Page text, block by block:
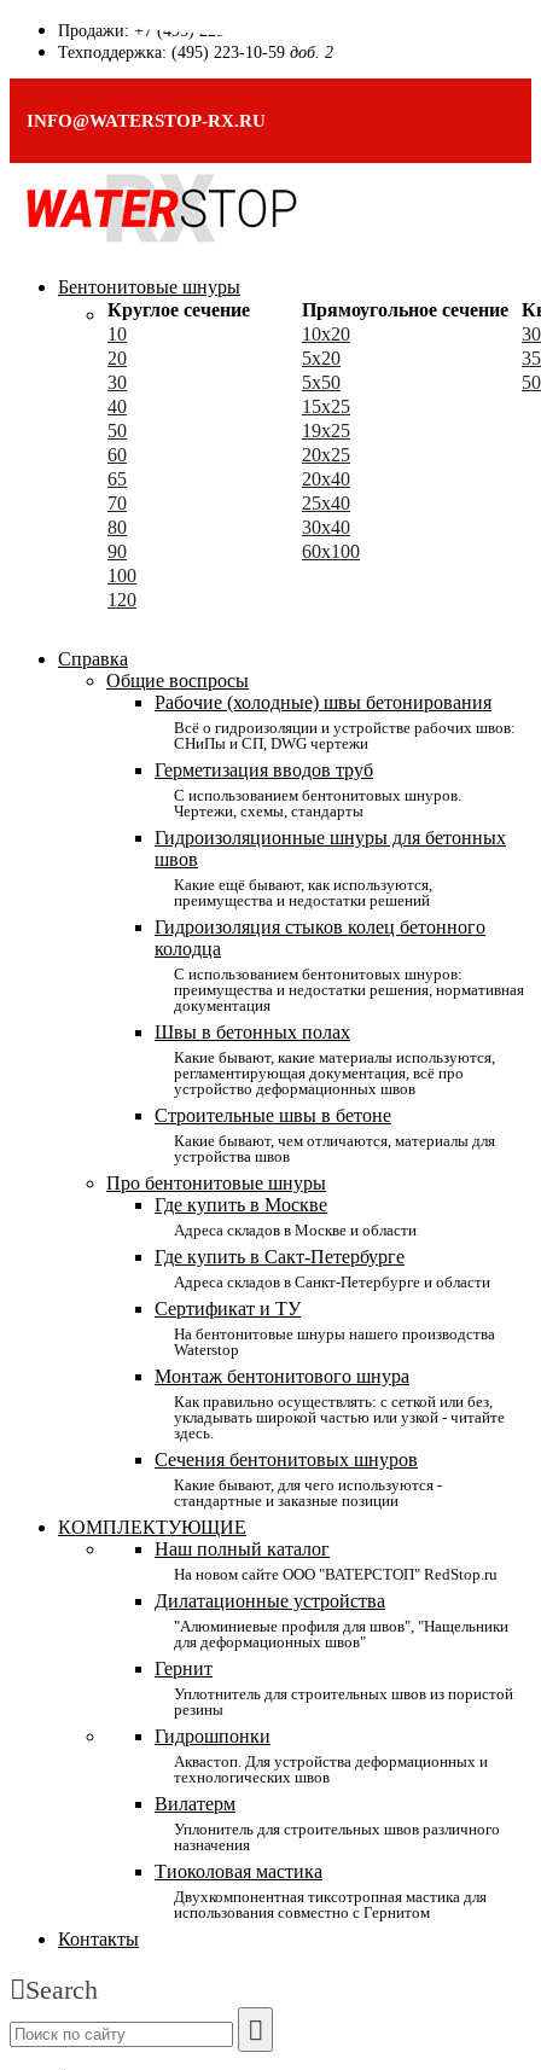
Продажи: +7 (495) 223-10-59
Техподдержка: (495) 223-10-59 доб. 2
INFO@WATERSTOP-RX.RU
Бентонитовые шнуры
Круглое сечение
Прямоугольное сечение
10
10x20
20
5x20
30
5x50
40
15x25
50
19x25
60
20x25
65
20x40
70
25x40
80
30x40
90
60x100
100
120
Справка
Общие воспросы
Рабочие (холодные) швы бетонирования
Всё о гидроизоляции и устройстве рабочих швов:
СНиПы и СП, DWG чертежи
Герметизация вводов труб
С использованием бентонитовых шнуров.
Чертежи, схемы, стандарты
Гидроизоляционные шнуры для бетонных
швов
Какие ещё бывают, как используются,
преимущества и недостатки решений
Гидроизоляция стыков колец бетонного
колодца
С использованием бентонитовых шнуров:
преимущества и недостатки решения, нормативная
документация
Швы в бетонных полах
Какие бывают, какие материалы используются,
регламентирующая документация, всё про
устройство деформационных швов
Строительные швы в бетоне
Какие бывают, чем отличаются, материалы для
устройства швов
Про бентонитовые шнуры
Где купить в Москве
Адреса складов в Москве и области
Где купить в Сакт-Петербурге
Адреса складов в Санкт-Петербурге и области
Сертификат и ТУ
На бентонитовые шнуры нашего производства
Waterstop
Монтаж бентонитового шнура
Как правильно осуществлять: с сеткой или без,
укладывать широкой частью или узкой - читайте
здесь.
Сечения бентонитовых шнуров
Какие бывают, для чего используются -
стандартные и заказные позиции
КОМПЛЕКТУЮЩИЕ
Наш полный каталог
На новом сайте ООО "ВАТЕРСТОП" RedStop.ru
Дилатационные устройства
"Алюминиевые профиля для швов", "Нащельники
для деформационных швов"
Гернит
Уплотнитель для строительных швов из пористой
резины
Гидрошпонки
Аквастоп. Для устройства деформационных и
технологических швов
Вилатерм
Уплонитель для строительных швов различного
назначения
Тиоколовая мастика
Двухкомпонентная тиксотропная мастика для
использования совместно с Гернитом
Контакты
Search